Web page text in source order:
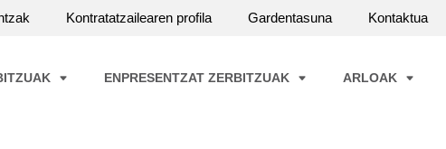
Kontratatzailearen profila Gardentasuna Kontaktua
ENPRESENTZAT ZERBITZUAK ARLOAK